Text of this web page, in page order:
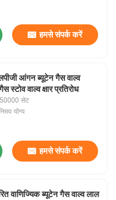
हमसे संपर्क करें
आंगन ब्यूटेन गैस वाल्व
स्टोव वाल्व क्षार प्रतिरोध
सेट
योग्य
हमसे संपर्क करें
वाणिज्यिक ब्यूटेन गैस वाल्व लाल